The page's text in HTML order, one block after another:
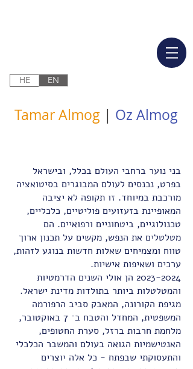
HE EN
Tamar Almog | Oz Almog
בני נוער ברחבי העולם בכלל, ובישראל
בפרט, נכנסים לעולם המבוגרים בסיטואציה
מורכבת במיוחד. זו תקופה לא יציבה
המאופיינת בזעזועים פוליטיים, כלכליים,
טכנולוגיים, ביטחוניים ורפואיים. הם
מטלטלים את הנפש, מקשים על תכנון ארוך
טווח ומצמיחים שאלות חדשות בנוגע לזהות,
ערכים ושאיפות אישיות.
2023-2024 הן אולי השנים הדרמטיות
והמטלטלות ביותר בתולדות מדינת ישראל.
מגיפת הקורונה, המאבק סביב הרפורמה
המשפטית, המחדל והטבח ב־ 7 באוקטובר,
מלחמת חרבות ברזל, סערת החטופים,
האנטישמיות הגואה בעולם והמשבר הכלכלי
והתעסוקתי שבפתח - כל אלה יוצרים